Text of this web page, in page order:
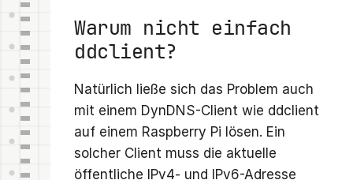
Warum nicht einfach
ddclient?
Natürlich ließe sich das Problem auch
mit einem DynDNS-Client wie ddclient
auf einem Raspberry Pi lösen. Ein
solcher Client muss die aktuelle
öffentliche IPv4- und IPv6-Adresse